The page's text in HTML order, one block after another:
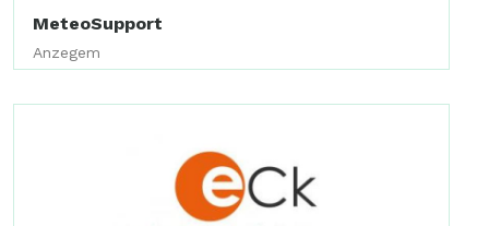
MeteoSupport
Anzegem